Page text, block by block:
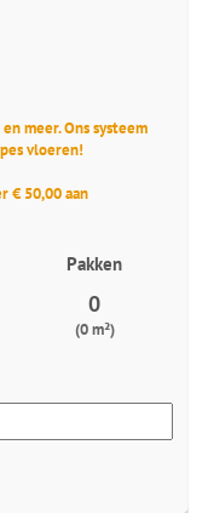
meer. Ons systeem
vloeren!
€ 50,00 aan
Pakken
0
(0 m²)